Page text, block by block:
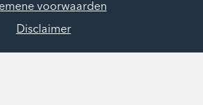
voorwaarden
Disclaimer